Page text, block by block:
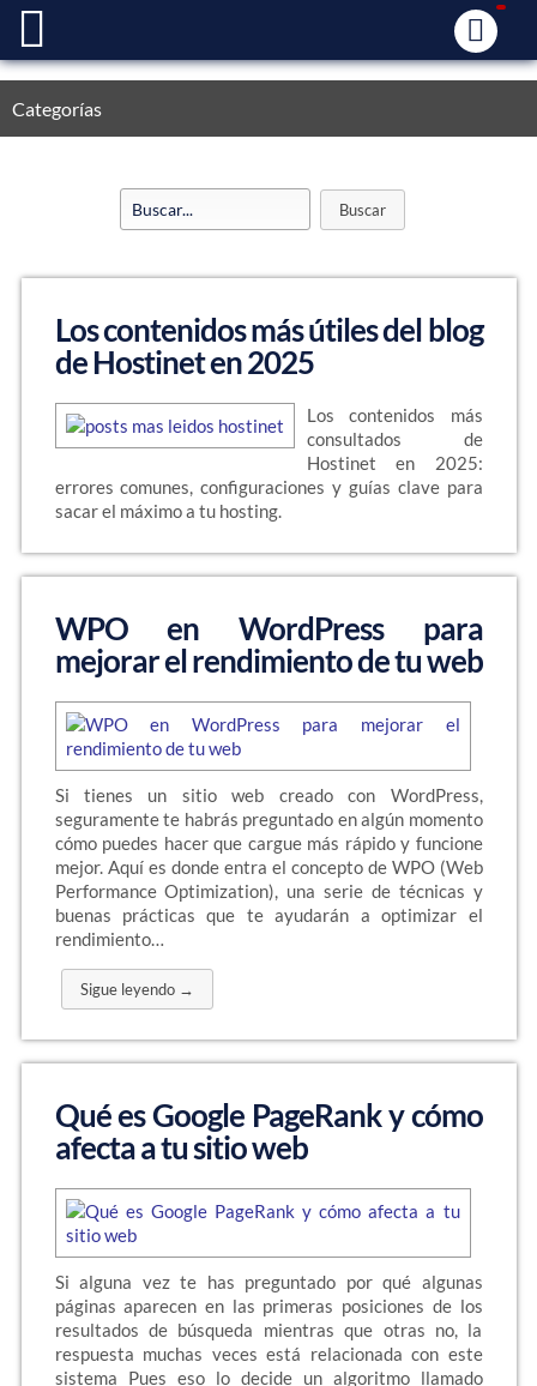
Categorías
Los contenidos más útiles del blog
de Hostinet en 2025
Los contenidos más
consultados de
Hostinet en 2025:
errores comunes, configuraciones y guías clave para
sacar el máximo a tu hosting.
WPO en WordPress para
mejorar el rendimiento de tu web
Si tienes un sitio web creado con WordPress,
seguramente te habrás preguntado en algún momento
cómo puedes hacer que cargue más rápido y funcione
mejor. Aquí es donde entra el concepto de WPO (Web
Performance Optimization), una serie de técnicas y
buenas prácticas que te ayudarán a optimizar el
rendimiento…
Sigue leyendo →
Qué es Google PageRank y cómo
afecta a tu sitio web
Si alguna vez te has preguntado por qué algunas
páginas aparecen en las primeras posiciones de los
resultados de búsqueda mientras que otras no, la
respuesta muchas veces está relacionada con este
sistema Pues eso lo decide un algoritmo llamado